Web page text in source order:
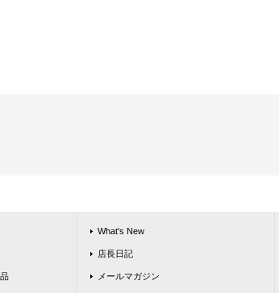
What's New
店長日記
メールマガジン